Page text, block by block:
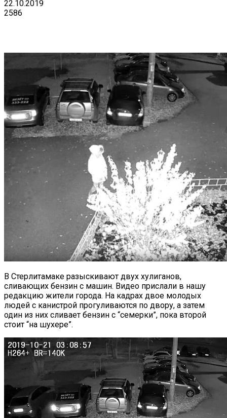
22.10.2019
2586
В Стерлитамаке разыскивают двух хулиганов,
сливающих бензин с машин. Видео прислали в нашу
редакцию жители города. На кадрах двое молодых
людей с канистрой прогуливаются по двору, а затем
один из них сливает бензин с “семерки”, пока второй
стоит “на шухере”.